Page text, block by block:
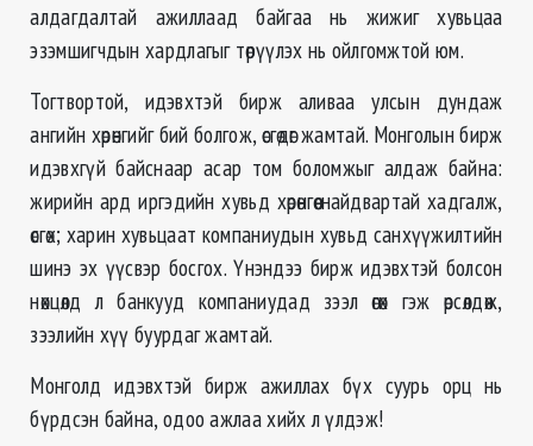
алдагдалтай ажиллаад байгаа нь жижиг хувьцаа
эзэмшигчдын хардлагыг төрүүлэх нь ойлгомжтой юм.
Тогтвортой, идэвхтэй бирж аливаа улсын дундаж
ангийн хөрөнгийг бий болгож, өсгөдөг жамтай. Монголын бирж
идэвхгүй байснаар асар том боломжыг алдаж байна:
жирийн ард иргэдийн хувьд хөрөнгөө найдвартай хадгалж,
өсгөх; харин хувьцаат компаниудын хувьд санхүүжилтийн
шинэ эх үүсвэр босгох. Үнэндээ бирж идэвхтэй болсон
нөхцөлд л банкууд компаниудад зээл өгөх гэж өрсөлдөж,
зээлийн хүү буурдаг жамтай.
Монголд идэвхтэй бирж ажиллах бүх суурь орц нь
бүрдсэн байна, одоо ажлаа хийх л үлдэж!